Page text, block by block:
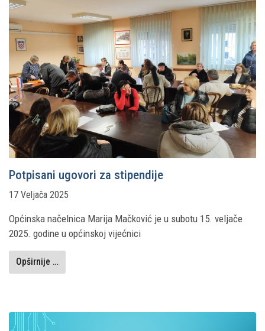
Potpisani ugovori za stipendije
17 Veljača 2025
Općinska načelnica Marija Mačković je u subotu 15. veljače
2025. godine u općinskoj vijećnici
Opširnije …